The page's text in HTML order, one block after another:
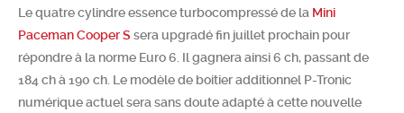
Le quatre cylindre essence turbocompressé de la Mini
Paceman Cooper S sera upgradé fin juillet prochain pour
répondre à la norme Euro 6. Il gagnera ainsi 6 ch, passant de
184 ch à 190 ch. Le modèle de boitier additionnel P-Tronic
numérique actuel sera sans doute adapté à cette nouvelle